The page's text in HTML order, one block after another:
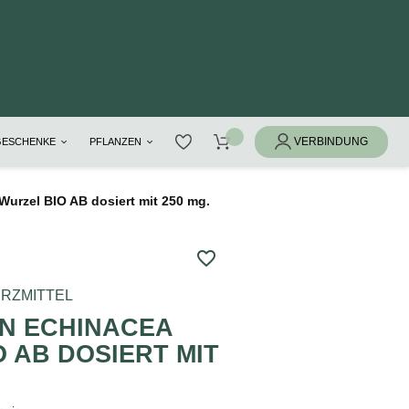
PFLANZEN
BIO AB dosiert mit 250 mg.
favorite_border
ECHINACEA
AB DOSIERT MIT